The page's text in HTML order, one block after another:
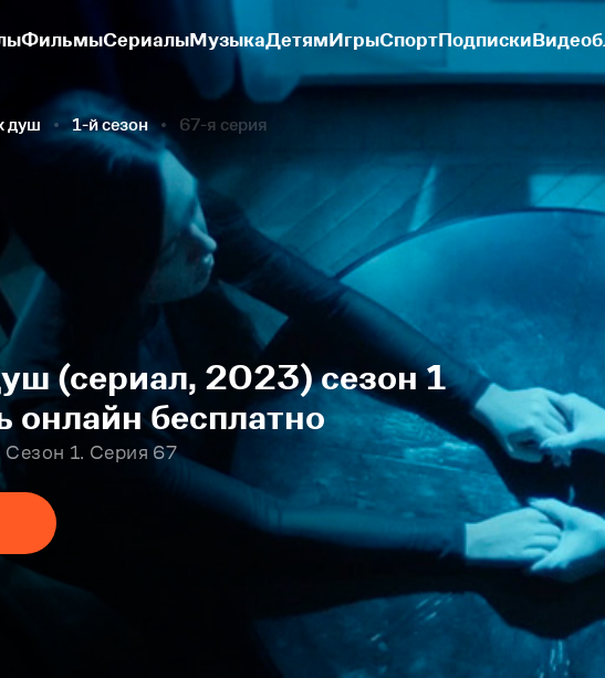
ФильмыСериалыМузыкаДетямИгрыСпортПодписки
душ 1-й сезон 67-я серия
(сериал, 2023) сезон 1
онлайн бесплатно
1. Серия 67